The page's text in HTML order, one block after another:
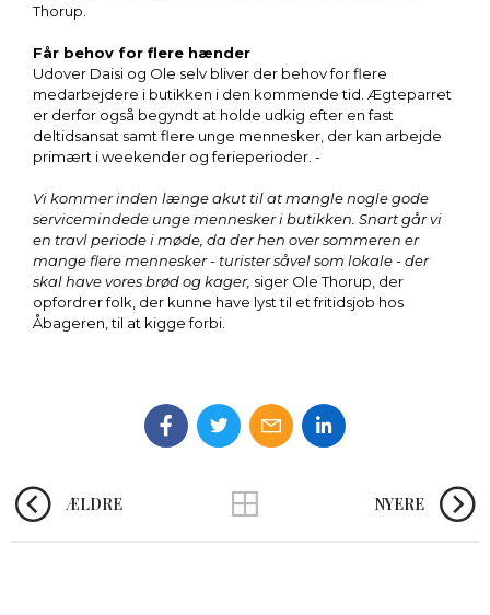
Thorup.
Får behov for flere hænder
Udover Daisi og Ole selv bliver der behov for flere
medarbejdere i butikken i den kommende tid. Ægteparret
er derfor også begyndt at holde udkig efter en fast
deltidsansat samt flere unge mennesker, der kan arbejde
primært i weekender og ferieperioder. -
Vi kommer inden længe akut til at mangle nogle gode
servicemindede unge mennesker i butikken. Snart går vi
en travl periode i møde, da der hen over sommeren er
mange flere mennesker - turister såvel som lokale - der
skal have vores brød og kager, siger Ole Thorup, der
opfordrer folk, der kunne have lyst til et fritidsjob hos
Åbageren, til at kigge forbi.
ÆLDRE NYERE